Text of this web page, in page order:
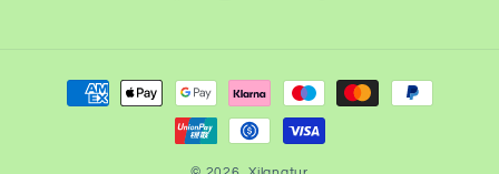
Formas